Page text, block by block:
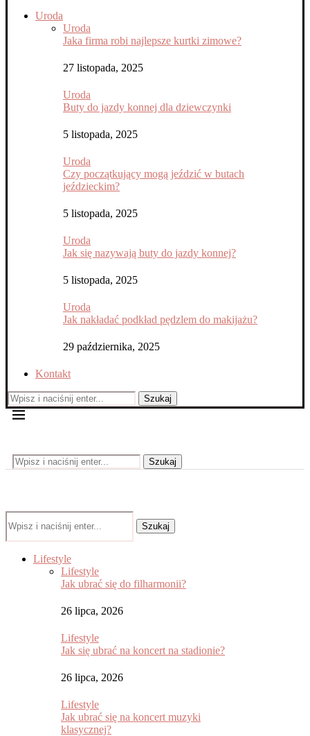
Uroda
Uroda
Jaka firma robi najlepsze kurtki zimowe?
27 listopada, 2025
Uroda
Buty do jazdy konnej dla dziewczynki
5 listopada, 2025
Uroda
Czy początkujący mogą jeździć w butach
jeździeckim?
5 listopada, 2025
Uroda
Jak się nazywają buty do jazdy konnej?
5 listopada, 2025
Uroda
Jak nakładać podkład pędzlem do makijażu?
29 października, 2025
Kontakt
Szukaj
Szukaj
Szukaj
Lifestyle
Lifestyle
Jak ubrać się do filharmonii?
26 lipca, 2026
Lifestyle
Jak się ubrać na koncert na stadionie?
26 lipca, 2026
Lifestyle
Jak ubrać się na koncert muzyki
klasycznej?